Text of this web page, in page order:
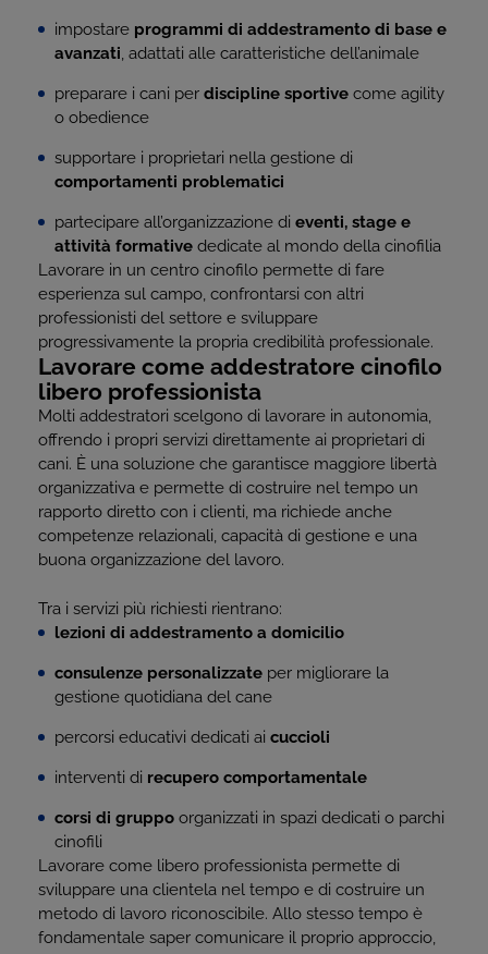
impostare programmi di addestramento di base e
avanzati, adattati alle caratteristiche dell’animale
preparare i cani per discipline sportive come agility
o obedience
supportare i proprietari nella gestione di
comportamenti problematici
partecipare all’organizzazione di eventi, stage e
attività formative dedicate al mondo della cinofilia
Lavorare in un centro cinofilo permette di fare
esperienza sul campo, confrontarsi con altri
professionisti del settore e sviluppare
progressivamente la propria credibilità professionale.
Lavorare come addestratore cinofilo
libero professionista
Molti addestratori scelgono di lavorare in autonomia,
offrendo i propri servizi direttamente ai proprietari di
cani. È una soluzione che garantisce maggiore libertà
organizzativa e permette di costruire nel tempo un
rapporto diretto con i clienti, ma richiede anche
competenze relazionali, capacità di gestione e una
buona organizzazione del lavoro.
Tra i servizi più richiesti rientrano:
lezioni di addestramento a domicilio
consulenze personalizzate per migliorare la
gestione quotidiana del cane
percorsi educativi dedicati ai cuccioli
interventi di recupero comportamentale
corsi di gruppo organizzati in spazi dedicati o parchi
cinofili
Lavorare come libero professionista permette di
sviluppare una clientela nel tempo e di costruire un
metodo di lavoro riconoscibile. Allo stesso tempo è
fondamentale saper comunicare il proprio approccio,